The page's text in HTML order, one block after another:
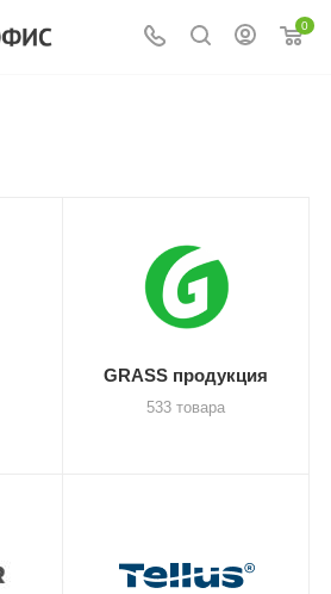
0
GRASS продукция
533 товара